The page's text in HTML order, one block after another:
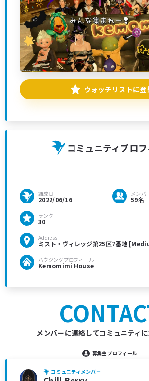
ウォッチリストに登
コミュニティプロ
結成日
2022/06/16
メンバ
59名
ランク
30
Address
ミスト・ヴィレッジ第25区7番地
ハウジングプロフィール
Kemomimi House
メンバーに連絡してコミュニティに
募集主プロフィール
コミュニティメンバー